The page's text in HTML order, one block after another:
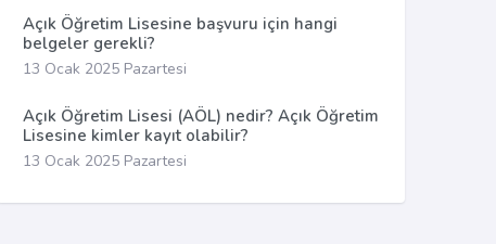
Açık Öğretim Lisesine başvuru için hangi
belgeler gerekli?
13 Ocak 2025 Pazartesi
Açık Öğretim Lisesi (AÖL) nedir? Açık Öğretim
Lisesine kimler kayıt olabilir?
13 Ocak 2025 Pazartesi